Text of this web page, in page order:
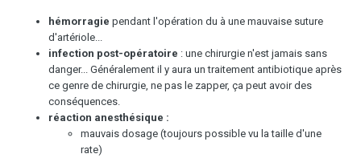
hémorragie pendant l'opération du à une mauvaise suture
d'artériole...
infection post-opératoire : une chirurgie n'est jamais sans
danger... Généralement il y aura un traitement antibiotique après
ce genre de chirurgie, ne pas le zapper, ça peut avoir des
conséquences.
réaction anesthésique :
mauvais dosage (toujours possible vu la taille d'une
rate)